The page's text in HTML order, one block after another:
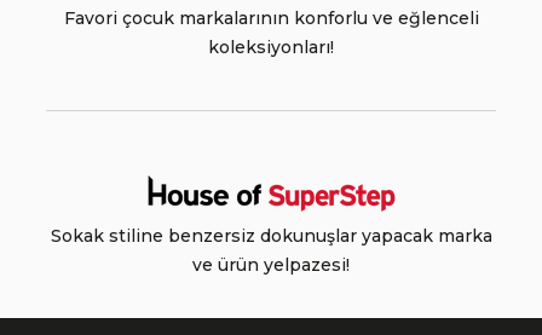
Favori çocuk markalarının konforlu ve eğlenceli
koleksiyonları!
Sokak stiline benzersiz dokunuşlar yapacak marka
ve ürün yelpazesi!